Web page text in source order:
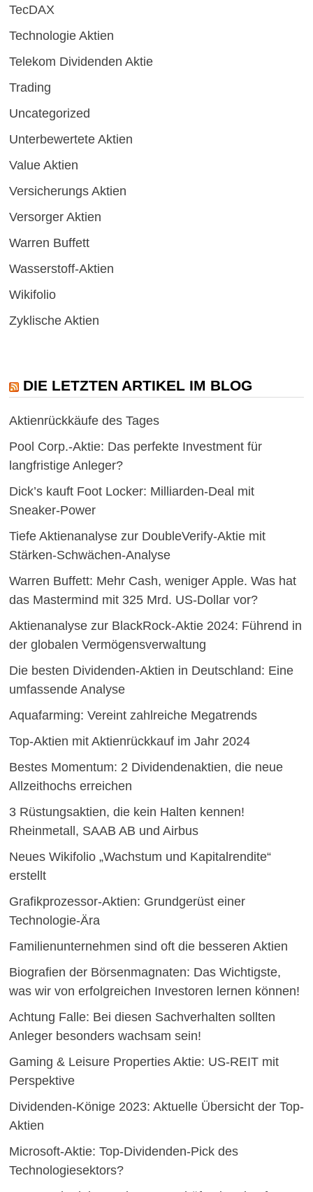
TecDAX
Technologie Aktien
Telekom Dividenden Aktie
Trading
Uncategorized
Unterbewertete Aktien
Value Aktien
Versicherungs Aktien
Versorger Aktien
Warren Buffett
Wasserstoff-Aktien
Wikifolio
Zyklische Aktien
DIE LETZTEN ARTIKEL IM BLOG
Aktienrückkäufe des Tages
Pool Corp.-Aktie: Das perfekte Investment für
langfristige Anleger?
Dick’s kauft Foot Locker: Milliarden-Deal mit
Sneaker-Power
Tiefe Aktienanalyse zur DoubleVerify-Aktie mit
Stärken-Schwächen-Analyse
Warren Buffett: Mehr Cash, weniger Apple. Was hat
das Mastermind mit 325 Mrd. US-Dollar vor?
Aktienanalyse zur BlackRock-Aktie 2024: Führend in
der globalen Vermögensverwaltung
Die besten Dividenden-Aktien in Deutschland: Eine
umfassende Analyse
Aquafarming: Vereint zahlreiche Megatrends
Top-Aktien mit Aktienrückkauf im Jahr 2024
Bestes Momentum: 2 Dividendenaktien, die neue
Allzeithochs erreichen
3 Rüstungsaktien, die kein Halten kennen!
Rheinmetall, SAAB AB und Airbus
Neues Wikifolio „Wachstum und Kapitalrendite“
erstellt
Grafikprozessor-Aktien: Grundgerüst einer
Technologie-Ära
Familienunternehmen sind oft die besseren Aktien
Biografien der Börsenmagnaten: Das Wichtigste,
was wir von erfolgreichen Investoren lernen können!
Achtung Falle: Bei diesen Sachverhalten sollten
Anleger besonders wachsam sein!
Gaming & Leisure Properties Aktie: US-REIT mit
Perspektive
Dividenden-Könige 2023: Aktuelle Übersicht der Top-
Aktien
Microsoft-Aktie: Top-Dividenden-Pick des
Technologiesektors?